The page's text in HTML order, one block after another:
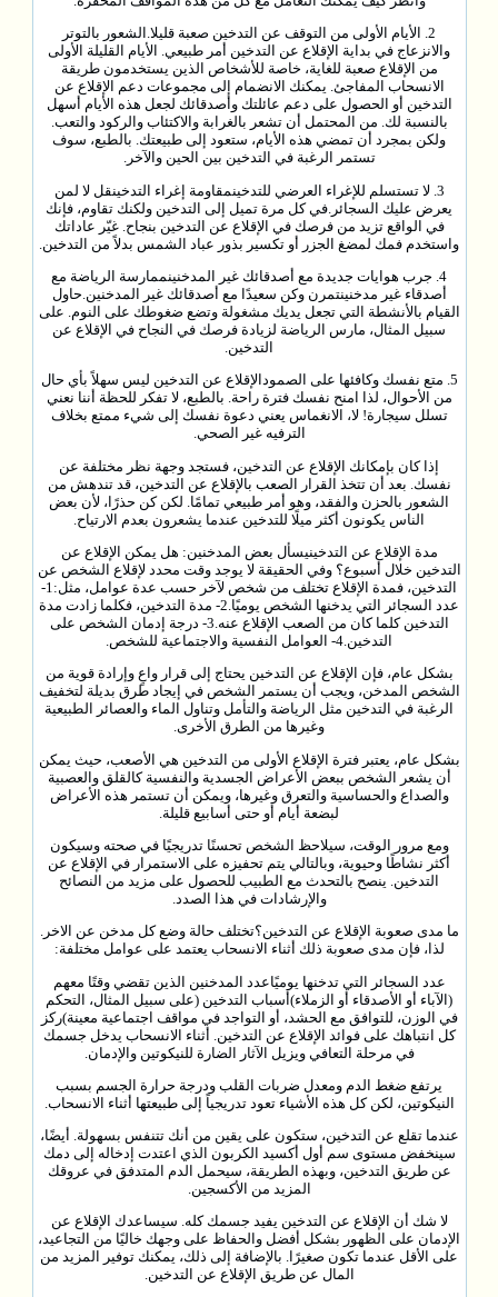
2. الأيام الأولى من التوقف عن التدخين صعبة قليلا.الشعور بالتوتر
والانزعاج في بداية الإقلاع عن التدخين أمر طبيعي. الأيام القليلة الأولى
من الإقلاع صعبة للغاية، خاصة للأشخاص الذين يستخدمون طريقة
الانسحاب المفاجئ. يمكنك الانضمام إلى مجموعات دعم الإقلاع عن
التدخين أو الحصول على دعم عائلتك وأصدقائك لجعل هذه الأيام أسهل
بالنسبة لك. من المحتمل أن تشعر بالغرابة والاكتئاب والركود والتعب.
ولكن بمجرد أن تمضي هذه الأيام، ستعود إلى طبيعتك. بالطبع، سوف
تستمر الرغبة في التدخين بين الحين والآخر.
3. لا تستسلم للإغراء العرضي للتدخينمقاومة إغراء التدخينقل لا لمن
يعرض عليك السجائر.في كل مرة تميل إلى التدخين ولكنك تقاوم، فإنك
في الواقع تزيد من فرصك في الإقلاع عن التدخين بنجاح. غيّر عاداتك
واستخدم فمك لمضغ الجزر أو تكسير بذور عباد الشمس بدلاً من التدخين.
4. جرب هوايات جديدة مع أصدقائك غير المدخنينممارسة الرياضة مع
أصدقاء غير مدخنينتمرن وكن سعيدًا مع أصدقائك غير المدخنين.حاول
القيام بالأنشطة التي تجعل يديك مشغولة وتضع ضغوطك على النوم. على
سبيل المثال، مارس الرياضة لزيادة فرصك في النجاح في الإقلاع عن
التدخين.
5. متع نفسك وكافئها على الصمودالإقلاع عن التدخين ليس سهلاً بأي حال
من الأحوال، لذا امنح نفسك فترة راحة. بالطبع، لا تفكر للحظة أننا نعني
تسلل سيجارة! لا، الانغماس يعني دعوة نفسك إلى شيء ممتع بخلاف
الترفيه غير الصحي.
إذا كان بإمكانك الإقلاع عن التدخين، فستجد وجهة نظر مختلفة عن
نفسك. بعد أن تتخذ القرار الصعب بالإقلاع عن التدخين، قد تندهش من
الشعور بالحزن والفقد، وهو أمر طبيعي تمامًا. لكن كن حذرًا، لأن بعض
الناس يكونون أكثر ميلًا للتدخين عندما يشعرون بعدم الارتياح.
مدة الإقلاع عن التدخينيسأل بعض المدخنين: هل يمكن الإقلاع عن
التدخين خلال أسبوع؟ وفي الحقيقة لا يوجد وقت محدد لإقلاع الشخص عن
التدخين، فمدة الإقلاع تختلف من شخص لآخر حسب عدة عوامل، مثل:1-
عدد السجائر التي يدخنها الشخص يوميًا.2- مدة التدخين، فكلما زادت مدة
التدخين كلما كان من الصعب الإقلاع عنه.3- درجة إدمان الشخص على
التدخين.4- العوامل النفسية والاجتماعية للشخص.
بشكل عام، فإن الإقلاع عن التدخين يحتاج إلى قرار واعٍ وإرادة قوية من
الشخص المدخن، ويجب أن يستمر الشخص في إيجاد طرق بديلة لتخفيف
الرغبة في التدخين مثل الرياضة والتأمل وتناول الماء والعصائر الطبيعية
وغيرها من الطرق الأخرى.
بشكل عام، يعتبر فترة الإقلاع الأولى من التدخين هي الأصعب، حيث يمكن
أن يشعر الشخص ببعض الأعراض الجسدية والنفسية كالقلق والعصبية
والصداع والحساسية والتعرق وغيرها، ويمكن أن تستمر هذه الأعراض
لبضعة أيام أو حتى أسابيع قليلة.
ومع مرور الوقت، سيلاحظ الشخص تحسنًا تدريجيًا في صحته وسيكون
أكثر نشاطًا وحيوية، وبالتالي يتم تحفيزه على الاستمرار في الإقلاع عن
التدخين. ينصح بالتحدث مع الطبيب للحصول على مزيد من النصائح
والإرشادات في هذا الصدد.
ما مدى صعوبة الإقلاع عن التدخين؟تختلف حالة وضع كل مدخن عن الاخر.
لذا، فإن مدى صعوبة ذلك أثناء الانسحاب يعتمد على عوامل مختلفة:
عدد السجائر التي تدخنها يوميًاعدد المدخنين الذين تقضي وقتًا معهم
(الآباء أو الأصدقاء أو الزملاء)أسباب التدخين (على سبيل المثال، التحكم
في الوزن، للتوافق مع الحشد، أو التواجد في مواقف اجتماعية معينة)ركز
كل انتباهك على فوائد الإقلاع عن التدخين. أثناء الانسحاب يدخل جسمك
في مرحلة التعافي ويزيل الآثار الضارة للنيكوتين والإدمان.
يرتفع ضغط الدم ومعدل ضربات القلب ودرجة حرارة الجسم بسبب
النيكوتين، لكن كل هذه الأشياء تعود تدريجياً إلى طبيعتها أثناء الانسحاب.
عندما تقلع عن التدخين، ستكون على يقين من أنك تتنفس بسهولة. أيضًا،
سينخفض ​​مستوى سم أول أكسيد الكربون الذي اعتدت إدخاله إلى دمك
عن طريق التدخين، وبهذه الطريقة، سيحمل الدم المتدفق في عروقك
المزيد من الأكسجين.
لا شك أن الإقلاع عن التدخين يفيد جسمك كله. سيساعدك الإقلاع عن
الإدمان على الظهور بشكل أفضل والحفاظ على وجهك خاليًا من التجاعيد،
على الأقل عندما تكون صغيرًا. بالإضافة إلى ذلك، يمكنك توفير المزيد من
المال عن طريق الإقلاع عن التدخين.